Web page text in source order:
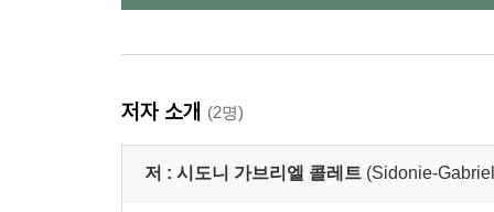
저자 소개 (2명)
저 : 시도니 가브리엘 콜레트 (Sidonie-